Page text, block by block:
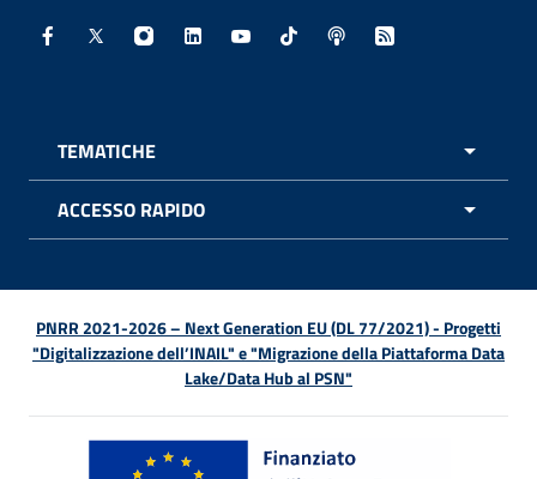
Facebook - Sito esterno - Apertura in nuova finestra
X - Sito esterno - Apertura in nuova finestra
Instagram - Sito esterno - Apertura in
Linkedin - Sito esterno - Apertura in
Youtube - Sito esterno -
TikTok - Sito esterno -
Spreaker - Sito
Feed RSS -
TEMATICHE
ACCESSO RAPIDO
PNRR 2021-2026 – Next Generation EU (DL 77/2021) - Progetti
"Digitalizzazione dell’INAIL" e "Migrazione della Piattaforma Data
Lake/Data Hub al PSN"